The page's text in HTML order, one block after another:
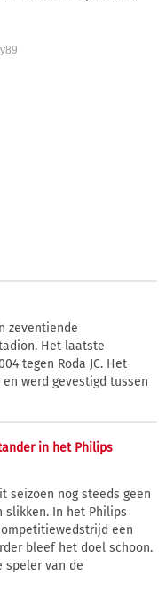
zeventiende
Het laatste
tegen Roda JC. Het
werd gevestigd tussen
in het Philips
seizoen nog steeds geen
slikken. In het Philips
een
bleef het doel schoon.
speler van de